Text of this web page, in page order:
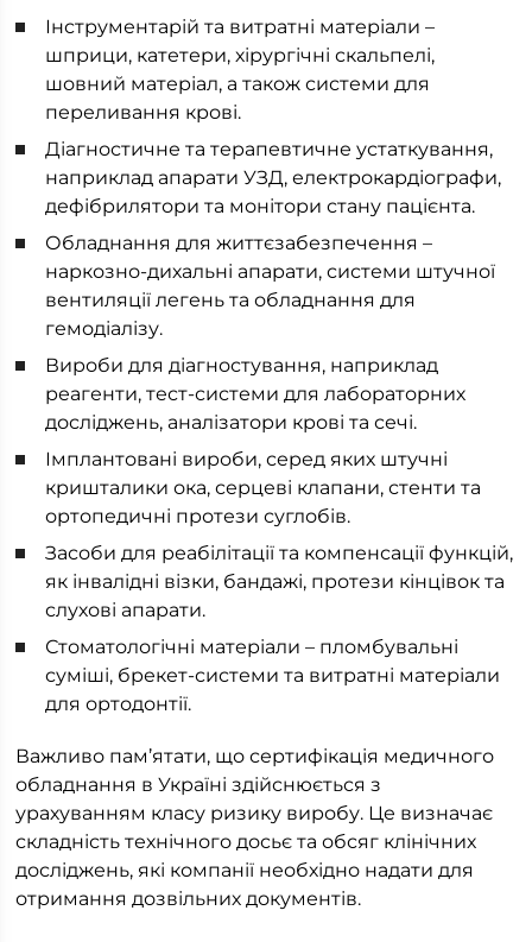
Інструментарій та витратні матеріали –
шприци, катетери, хірургічні скальпелі,
шовний матеріал, а також системи для
переливання крові.
Діагностичне та терапевтичне устаткування,
наприклад апарати УЗД, електрокардіографи,
дефібрилятори та монітори стану пацієнта.
Обладнання для життєзабезпечення –
наркозно-дихальні апарати, системи штучної
вентиляції легень та обладнання для
гемодіалізу.
Вироби для діагностування, наприклад
реагенти, тест-системи для лабораторних
досліджень, аналізатори крові та сечі.
Імплантовані вироби, серед яких штучні
кришталики ока, серцеві клапани, стенти та
ортопедичні протези суглобів.
Засоби для реабілітації та компенсації функцій,
як інвалідні візки, бандажі, протези кінцівок та
слухові апарати.
Стоматологічні матеріали – пломбувальні
суміші, брекет-системи та витратні матеріали
для ортодонтії.
Важливо пам’ятати, що сертифікація медичного
обладнання в Україні здійснюється з
урахуванням класу ризику виробу. Це визначає
складність технічного досьє та обсяг клінічних
досліджень, які компанії необхідно надати для
отримання дозвільних документів.